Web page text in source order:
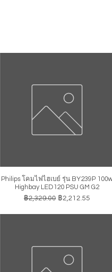
ดูข้อมูลด่วน
Philips โคมไฟไฮเบย์ รุ่น BY239P
Highbay LED120 PSU GM G2
ราคาปกติ
฿2,329.00 ราคาขายลด
฿2,212.55